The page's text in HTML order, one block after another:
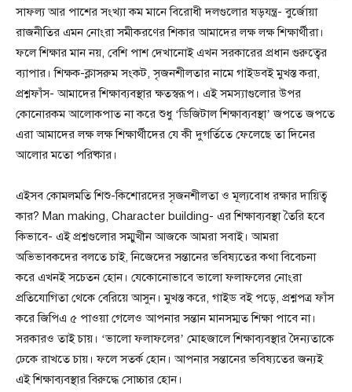
সাফল্য আর পাশের সংখ্যা কম মানে বিরোধী দলগুলোর ষড়যন্ত্র- বুর্জোয়া
রাজনীতির এমন নোংরা সমীকরণের শিকার আমাদের লক্ষ লক্ষ শিক্ষার্থীরা।
ফলে শিক্ষার মান নয়, বেশি পাশ দেখানোই এখন সরকারের প্রধান গুরুত্বের
ব্যাপার। শিক্ষক-ক্লাসরুম সংকট, সৃজনশীলতার নামে গাইডবই মুখস্ত করা,
প্রশ্নফাঁস- আমাদের শিক্ষাব্যবস্থার ক্ষতস্বরূপ। এই সমস্যাগুলোর উপর
কোনোরকম আলোকপাত না করে শুধু ‘ডিজিটাল শিক্ষাব্যবস্থা’ জপতে জপতে
এরা আমাদের লক্ষ লক্ষ শিক্ষার্থীদের যে কী দুগর্তিতে ফেলেছে তা দিনের
আলোর মতো পরিষ্কার।
এইসব কোমলমতি শিশু-কিশোরদের সৃজনশীলতা ও মূল্যবোধ রক্ষার দায়িত্ব
কার? Man making, Character building- এর শিক্ষাব্যবস্থা তৈরি হবে
কিভাবে- এই প্রশ্নগুলোর সম্মুখীন আজকে আমরা সবাই। আমরা
অভিভাবকদের বলতে চাই, নিজেদের সন্তানের ভবিষ্যতের কথা বিবেচনা
করে এখনই সচেতন হোন। যেকোনোভাবে ভালো ফলাফলের নোংরা
প্রতিযোগিতা থেকে বেরিয়ে আসুন। মুখস্ত করে, গাইড বই পড়ে, প্রশ্নপত্র ফাঁস
করে জিপিএ ৫ পাওয়া গেলেও আপনার সন্তান মানসম্মত শিক্ষা পাবে না।
সরকারও তাই চায়। ‘ভালো ফলাফলের’ মোহজালে শিক্ষাব্যবস্থার দৈন্যতাকে
ঢেকে রাখতে চায়। ফলে সতর্ক হোন। আপনার সন্তানের ভবিষ্যতের জন্যই
এই শিক্ষাব্যবস্থার বিরুদ্ধে সোচ্চার হোন।